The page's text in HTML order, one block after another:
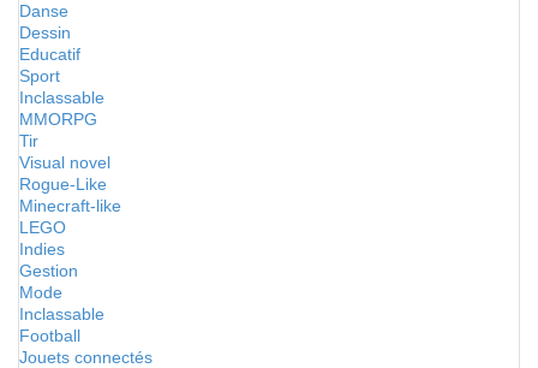
Danse
Dessin
Educatif
Sport
Inclassable
MMORPG
Tir
Visual novel
Rogue-Like
Minecraft-like
LEGO
Indies
Gestion
Mode
Inclassable
Football
Jouets connectés